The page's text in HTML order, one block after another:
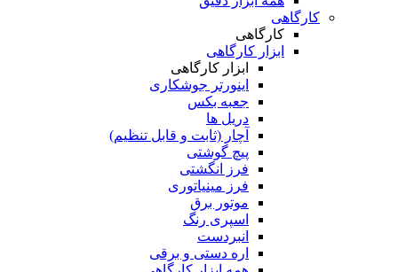
کارگاهی
کارگاهی
ابزار کارگاهی
ابزار کارگاهی
اینورتر جوشکاری
جعبه بکس
دریل ها
آچار (ثابت و قابل تنظیم)
پیچ گوشتی
فرز انگشتی
فرز مینیاتوری
موتور برق
اسپری رنگ
انبردست
اره دستی و برقی